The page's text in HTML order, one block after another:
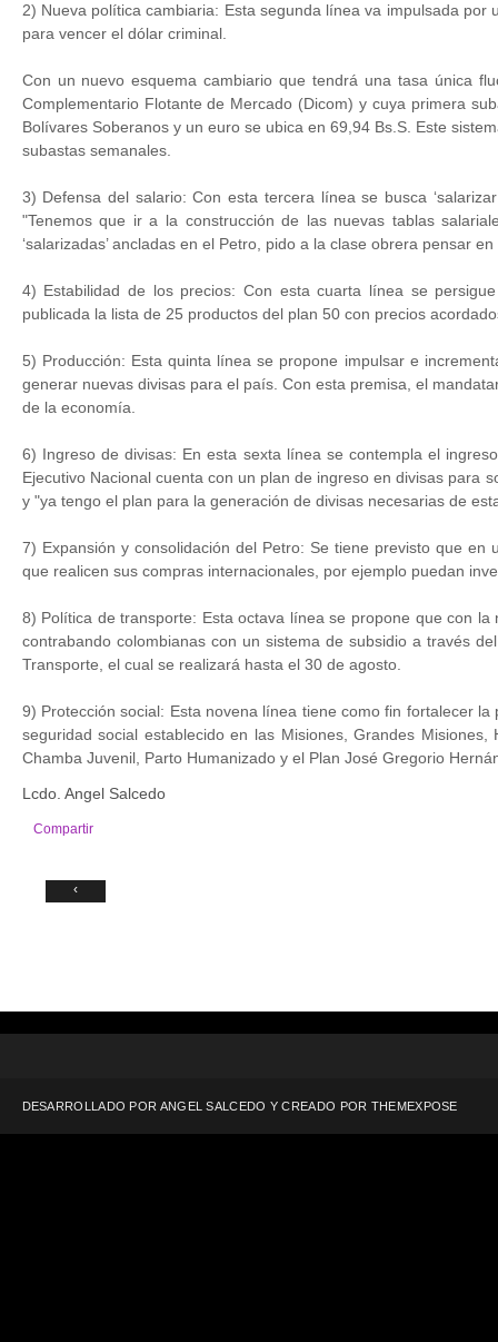
2) Nueva política cambiaria: Esta segunda línea va impulsada
para vencer el dólar criminal.
Con un nuevo esquema cambiario que tendrá una tasa única
Complementario Flotante de Mercado (Dicom) y cuya primera
Bolívares Soberanos y un euro se ubica en 69,94 Bs.S. Este
subastas semanales.
3) Defensa del salario: Con esta tercera línea se busca
"Tenemos que ir a la construcción de las nuevas tablas
‘salarizadas’ ancladas en el Petro, pido a la clase obrera pensar
4) Estabilidad de los precios: Con esta cuarta línea se
publicada la lista de 25 productos del plan 50 con precios
5) Producción: Esta quinta línea se propone impulsar e
generar nuevas divisas para el país. Con esta premisa, el
de la economía.
6) Ingreso de divisas: En esta sexta línea se contempla el
Ejecutivo Nacional cuenta con un plan de ingreso en divisas para
y "ya tengo el plan para la generación de divisas necesarias de
7) Expansión y consolidación del Petro: Se tiene previsto que
que realicen sus compras internacionales, por ejemplo puedan
8) Política de transporte: Esta octava línea se propone que con
contrabando colombianas con un sistema de subsidio a través
Transporte, el cual se realizará hasta el 30 de agosto.
9) Protección social: Esta novena línea tiene como fin fortalecer
seguridad social establecido en las Misiones, Grandes
Chamba Juvenil, Parto Humanizado y el Plan José Gregorio
Lcdo. Angel Salcedo
Compartir
‹
DESARROLLADO POR ANGEL SALCEDO Y CREADO POR THEMEXPOSE